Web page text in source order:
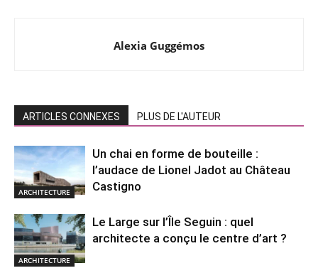
Alexia Guggémos
ARTICLES CONNEXES PLUS DE L'AUTEUR
ARCHITECTURE
Un chai en forme de bouteille :
l’audace de Lionel Jadot au Château
Castigno
ARCHITECTURE
Le Large sur l’Île Seguin : quel
architecte a conçu le centre d’art ?